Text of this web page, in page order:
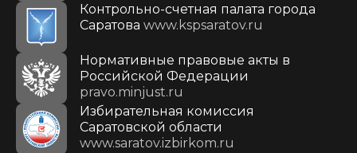
Контрольно-счетная палата города
Саратова www.kspsaratov.ru
Нормативные правовые акты в
Российской Федерации
pravo.minjust.ru
Избирательная комиссия
Саратовской области
www.saratov.izbirkom.ru